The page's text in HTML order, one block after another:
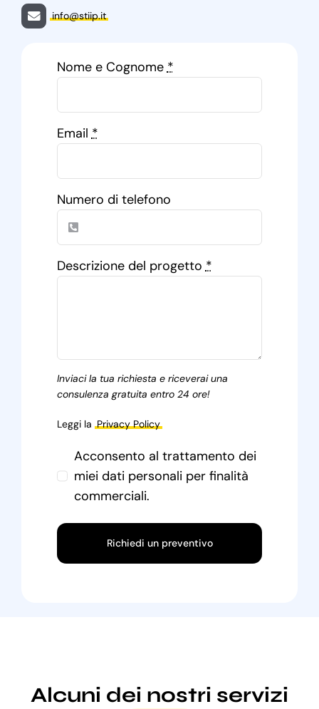
info@stiip.it
Nome e Cognome*
Email*
Numero di telefono
Descrizione del progetto*
Inviaci la tua richiesta e riceverai una
consulenza gratuita entro 24 ore!
Leggi la Privacy Policy
Acconsento al trattamento dei
miei dati personali per finalità
commerciali.
Richiedi un preventivo
Alcuni dei nostri servizi